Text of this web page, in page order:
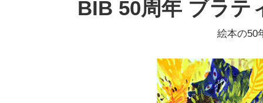
BIB 50周年 ブラテ
絵本の50